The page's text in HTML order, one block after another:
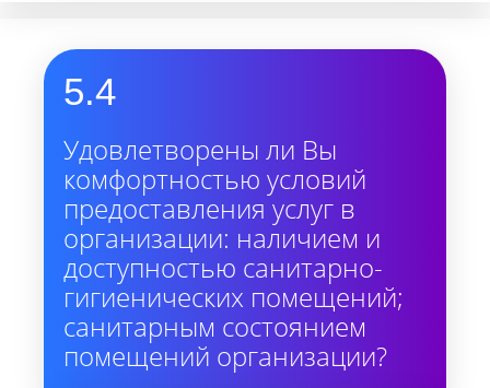
5.4
Удовлетворены ли Вы
комфортностью условий
предоставления услуг в
организации: наличием и
доступностью санитарно-
гигиенических помещений;
санитарным состоянием
помещений организации?